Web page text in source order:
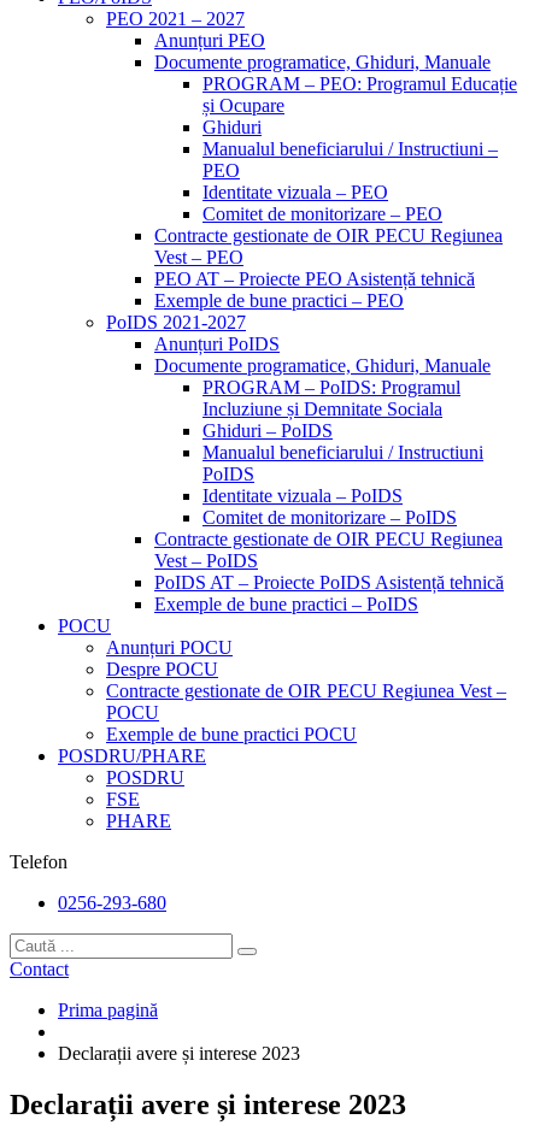
PEO 2021 – 2027
Anunțuri PEO
Documente programatice, Ghiduri, Manuale
PROGRAM – PEO: Programul Educație
și Ocupare
Ghiduri
Manualul beneficiarului / Instructiuni –
PEO
Identitate vizuala – PEO
Comitet de monitorizare – PEO
Contracte gestionate de OIR PECU Regiunea
Vest – PEO
PEO AT – Proiecte PEO Asistență tehnică
Exemple de bune practici – PEO
PoIDS 2021-2027
Anunțuri PoIDS
Documente programatice, Ghiduri, Manuale
PROGRAM – PoIDS: Programul
Incluziune și Demnitate Sociala
Ghiduri – PoIDS
Manualul beneficiarului / Instructiuni
PoIDS
Identitate vizuala – PoIDS
Comitet de monitorizare – PoIDS
Contracte gestionate de OIR PECU Regiunea
Vest – PoIDS
PoIDS AT – Proiecte PoIDS Asistență tehnică
Exemple de bune practici – PoIDS
POCU
Anunțuri POCU
Despre POCU
Contracte gestionate de OIR PECU Regiunea Vest –
POCU
Exemple de bune practici POCU
POSDRU/PHARE
POSDRU
FSE
PHARE
Telefon
0256-293-680
Contact
Prima pagină
Declarații avere și interese 2023
Declarații avere și interese 2023